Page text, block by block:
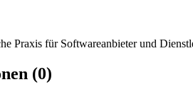
Praxis für Softwareanbieter und
(0)